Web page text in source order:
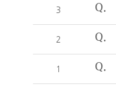
3 Q.
2 Q.
1 Q.